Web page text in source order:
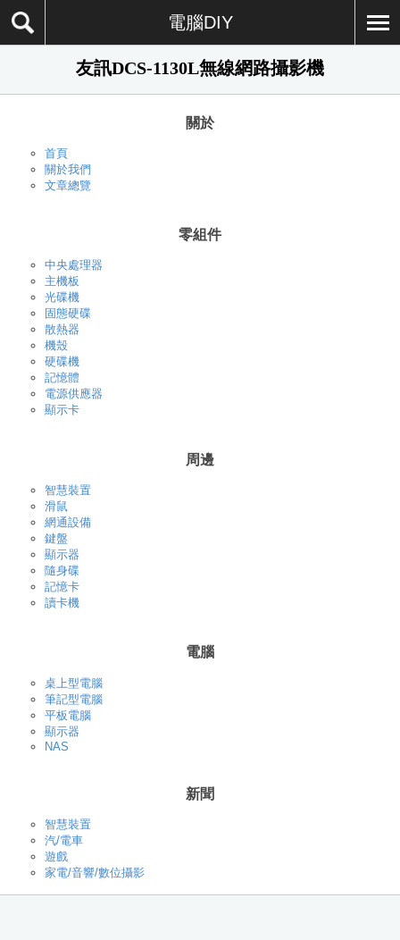
電腦DIY
友訊DCS-1130L無線網路攝影機
關於
首頁
關於我們
文章總覽
零組件
中央處理器
主機板
光碟機
固態硬碟
散熱器
機殼
硬碟機
記憶體
電源供應器
顯示卡
周邊
智慧裝置
滑鼠
網通設備
鍵盤
顯示器
隨身碟
記憶卡
讀卡機
電腦
桌上型電腦
筆記型電腦
平板電腦
顯示器
NAS
新聞
智慧裝置
汽/電車
遊戲
家電/音響/數位攝影